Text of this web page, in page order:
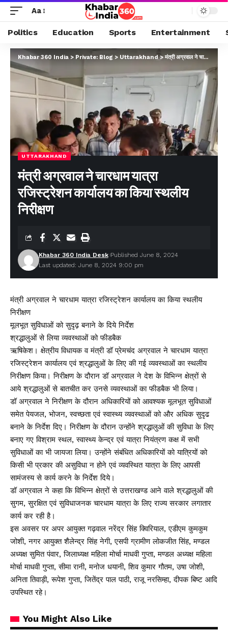
Aa
Politics Education Sports Entertainment
Khabar 360 India > Private: Blog > Uttarakhand>मंत्री अग्रवाल ने चारधाम यात्रा रजिस्ट्रेशन कार्यालय का किया स्थलीय निरीक्षण
UTTARAKHAND
मंत्री अग्रवाल ने चारधाम यात्रा
रजिस्ट्रेशन कार्यालय का किया स्थलीय
निरीक्षण
Last updated: June 8, 2024 9:00 pm
Khabar 360 India Desk Published June 8, 2024
मंत्री अग्रवाल ने चारधाम यात्रा रजिस्ट्रेशन कार्यालय का किया स्थलीय
निरीक्षण
मूलभूत सुविधाओं को सुदृढ़ बनाने के दिये निर्देश
श्रद्धालुओं से लिया व्यवस्थाओं को फीडबैक
ऋषिकेश। क्षेत्रीय विधायक व मंत्री डॉ प्रेमचंद अग्रवाल ने चारधाम यात्रा
रजिस्ट्रेशन कार्यालय एवं श्रद्धालुओं के लिए की गई व्यवस्थाओं का स्थलीय
निरीक्षण किया। निरीक्षण के दौरान डॉ अग्रवाल ने देश के विभिन्न क्षेत्रों से
आये श्रद्धालुओं से बातचीत कर उनसे व्यवस्थाओं का फीडबैक भी लिया।
डॉ अग्रवाल ने निरीक्षण के दौरान अधिकारियों को आवश्यक मूलभूत सुविधाओं
समेत पेयजल, भोजन, स्वच्छता एवं स्वास्थ्य व्यवस्थाओं को और अधिक सुदृढ
बनाने के निर्देश दिए। निरीक्षण के दौरान उन्होंने श्रद्धालुओं की सुविधा के लिए
बनाए गए विश्राम स्थल, स्वास्थ्य केन्द्र एवं यात्रा नियंत्रण कक्ष में सभी
सुविधाओं का भी जायजा लिया। उन्होंने संबंधित अधिकारियों को यात्रियों को
किसी भी प्रकार की असुविधा न होने एवं व्यवस्थित यात्रा के लिए आपसी
सामंजस्य से कार्य करने के निर्देश दिये।
डॉ अग्रवाल ने कहा कि विभिन्न क्षेत्रों से उत्तराखण्ड आने वाले श्रद्धालुओं की
सुगम, सुरक्षित एवं सुविधाजनक चारधाम यात्रा के लिए राज्य सरकार लगातार
कार्य कर रही है।
इस अवसर पर अपर आयुक्त गढ़वाल नरेंद्र सिंह क्विरियाल, एडीएम कुमकुम
जोशी, नगर आयुक्त शैलेन्द्र सिंह नेगी, एसपी ग्रामीण लोकजीत सिंह, मण्डल
अध्यक्ष सुमित पंवार, जिलाध्यक्ष महिला मोर्चा माधवी गुप्ता, मण्डल अध्यक्ष महिला
मोर्चा माधवी गुप्ता, सीमा रानी, मनोज धयानी, शिव कुमार गौतम, उषा जोशी,
अनिता तिवाड़ी, रूपेश गुप्ता, जितेंद्र पाल पाठी, राजू नरसिम्हा, दीपक बिष्ट आदि
उपस्थित रहे।
You Might Also Like